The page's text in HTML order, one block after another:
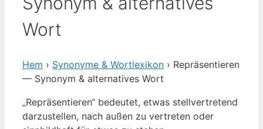
Wort
Hem › Synonyme & Wortlexikon › Repräsentieren
— Synonym & alternatives Wort
„Repräsentieren“ bedeutet, etwas stellvertretend
darzustellen, nach außen zu vertreten oder